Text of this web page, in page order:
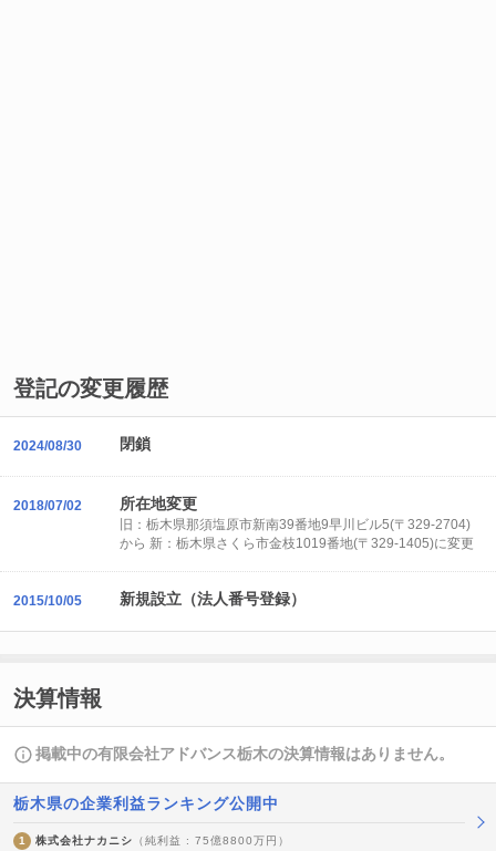
登記の変更履歴
2024/08/30 閉鎖
2018/07/02 所在地変更
旧：栃木県那須塩原市新南39番地9早川ビル5(〒329-2704)
から 新：栃木県さくら市金枝1019番地(〒329-1405)に変更
2015/10/05 新規設立（法人番号登録）
決算情報
掲載中の有限会社アドバンス栃木の決算情報はありません。
栃木県の企業利益ランキング公開中
1 株式会社ナカニシ （純利益 : 75億8800万円）